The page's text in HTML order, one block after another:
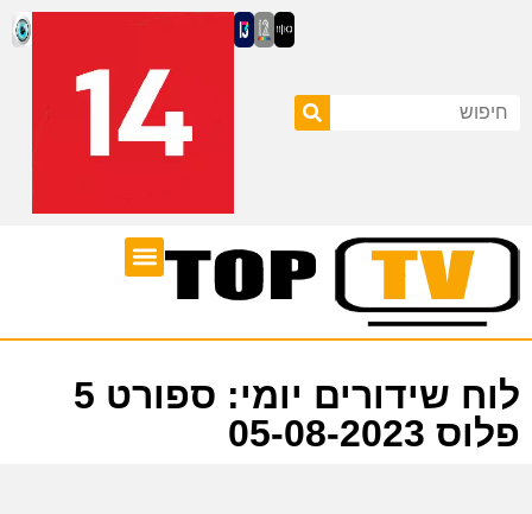
לוח שידורים יומי: ספורט 5
פלוס 05-08-2023